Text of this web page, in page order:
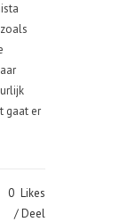
gaat er
0 Likes
Deel